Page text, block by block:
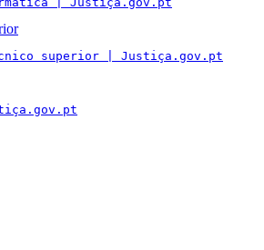
superior | Justiça.gov.pt